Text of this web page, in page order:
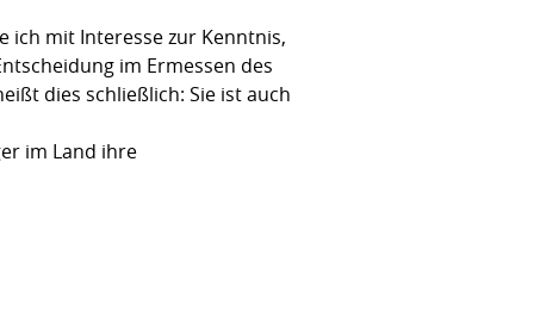
ich mit Interesse zur Kenntnis,
im Ermessen des
dies schließlich: Sie ist auch
im Land ihre